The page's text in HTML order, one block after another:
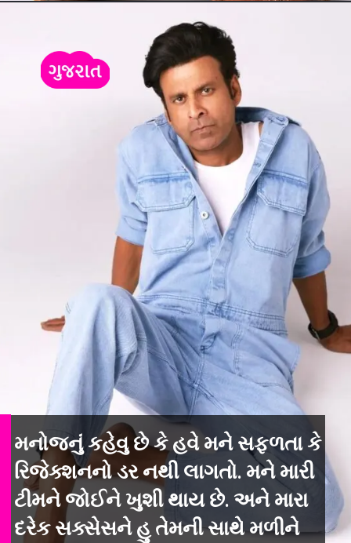
મનોજનું કહેવુ છે કે હવે મને સફળતા કે
રિજેક્શનનો ડર નથી લાગતો. મને મારી
ટીમને જોઈને ખુશી થાય છે. અને મારા
દરેક સક્સેસને હુ તેમની સાથે મળીને